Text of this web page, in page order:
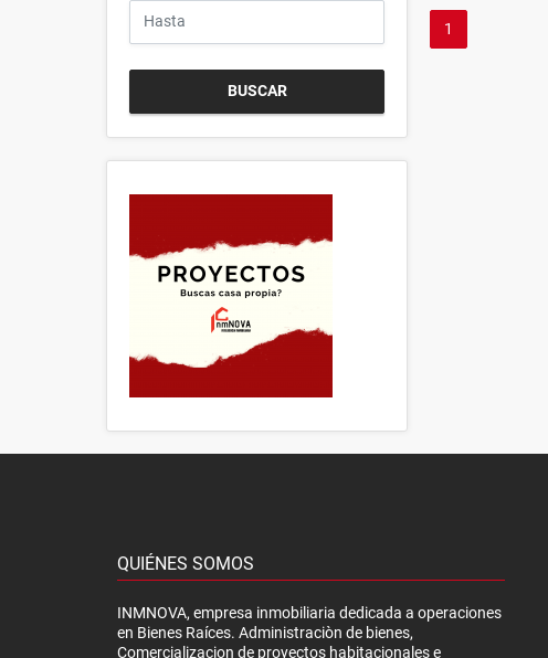
BUSCAR
1
QUIÉNES SOMOS
INMNOVA, empresa inmobiliaria dedicada a operaciones
en Bienes Raíces. Administraciòn de bienes,
Comercializacion de proyectos habitacionales e